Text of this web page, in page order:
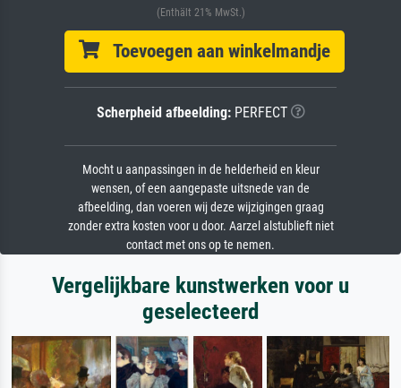
(Enthält 21% MwSt.)
Toevoegen aan winkelmandje
Scherpheid afbeelding:PERFECT
Mocht u aanpassingen in de helderheid en kleur
wensen, of een aangepaste uitsnede van de
afbeelding, dan voeren wij deze wijzigingen graag
zonder extra kosten voor u door. Aarzel alstublieft niet
contact met ons op te nemen.
Vergelijkbare kunstwerken voor u
geselecteerd